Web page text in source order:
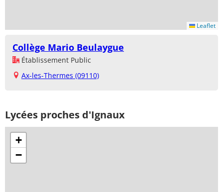
Leaflet
Collège Mario Beulaygue
Établissement Public
Ax-les-Thermes (09110)
Lycées proches d'Ignaux
+
−